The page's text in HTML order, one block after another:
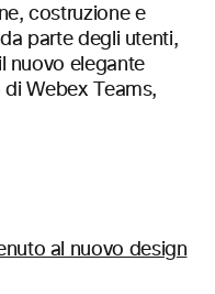
costruzione e
parte degli utenti,
nuovo elegante
di Webex Teams,